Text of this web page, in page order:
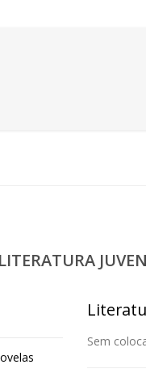
Sem